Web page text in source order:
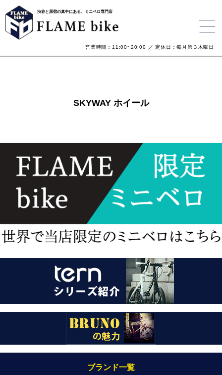
渋谷と原宿の真中にある、ミニベロ専門店
営業時間：11:00~20:00 ／ 定休日：毎月第３木曜日
SKYWAY ホイール
ブランド一覧